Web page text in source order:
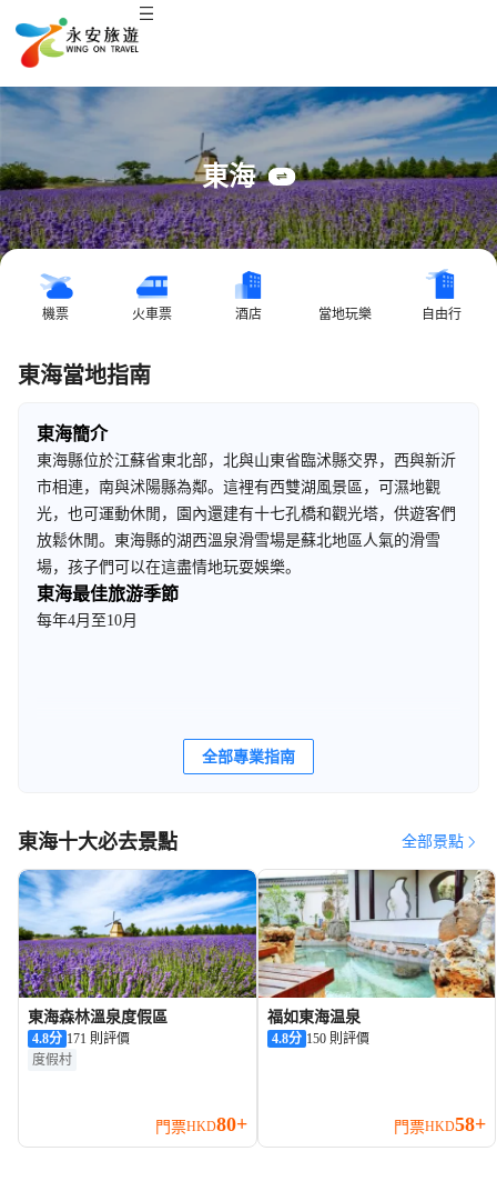
東海
機票 火車票 酒店 當地玩樂 自由行
東海當地指南
東海簡介
東海縣位於江蘇省東北部，北與山東省臨沭縣交界，西與新沂
市相連，南與沭陽縣為鄰。這裡有西雙湖風景區，可濕地觀
光，也可運動休閒，園內還建有十七孔橋和觀光塔，供遊客們
放鬆休閒。東海縣的湖西溫泉滑雪場是蘇北地區人氣的滑雪
場，孩子們可以在這盡情地玩耍娛樂。
東海最佳旅游季節
每年4月至10月
全部專業指南
東海十大必去景點 全部景點
東海森林溫泉度假區
4.8分 171 則評價
度假村
門票HKD80+
福如東海温泉
4.8分 150 則評價
門票HKD58+